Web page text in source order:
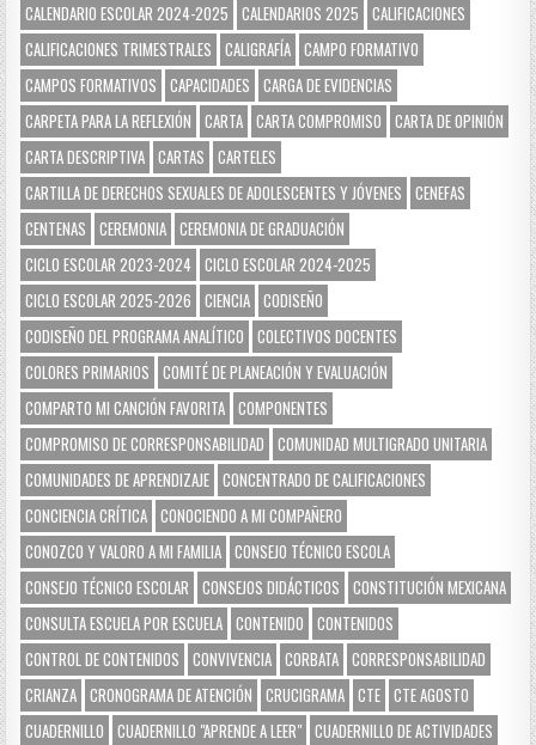
CALENDARIO ESCOLAR 2024-2025
CALENDARIOS 2025
CALIFICACIONES
CALIFICACIONES TRIMESTRALES
CALIGRAFÍA CAMPO FORMATIVO
CAMPOS FORMATIVOS
CAPACIDADES
CARGA DE EVIDENCIAS
CARPETA PARA LA REFLEXIÓN
CARTA CARTA COMPROMISO
CARTA DE OPINIÓN
CARTA DESCRIPTIVA CARTAS
CARTELES
CARTILLA DE DERECHOS SEXUALES DE ADOLESCENTES Y JÓVENES
CENEFAS
CENTENAS
CEREMONIA CEREMONIA DE GRADUACIÓN
CICLO ESCOLAR 2023-2024
CICLO ESCOLAR 2024-2025
CICLO ESCOLAR 2025-2026
CIENCIA CODISEÑO
CODISEÑO DEL PROGRAMA ANALÍTICO
COLECTIVOS DOCENTES
COLORES PRIMARIOS
COMITÉ DE PLANEACIÓN Y EVALUACIÓN
COMPARTO MI CANCIÓN FAVORITA COMPONENTES
COMPROMISO DE CORRESPONSABILIDAD
COMUNIDAD MULTIGRADO UNITARIA
COMUNIDADES DE APRENDIZAJE CONCENTRADO DE CALIFICACIONES
CONCIENCIA CRÍTICA CONOCIENDO A MI COMPAÑERO
CONOZCO Y VALORO A MI FAMILIA CONSEJO TÉCNICO ESCOLA
CONSEJO TÉCNICO ESCOLAR
CONSEJOS DIDÁCTICOS
CONSTITUCIÓN MEXICANA
CONSULTA ESCUELA POR ESCUELA CONTENIDO
CONTENIDOS
CONTROL DE CONTENIDOS
CONVIVENCIA CORBATA CORRESPONSABILIDAD
CRIANZA CRONOGRAMA DE ATENCIÓN CRUCIGRAMA CTE CTE AGOSTO
CUADERNILLO
CUADERNILLO "APRENDE A LEER" CUADERNILLO DE ACTIVIDADES